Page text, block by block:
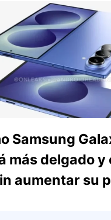
Samsung
más delgado y
aumentar su